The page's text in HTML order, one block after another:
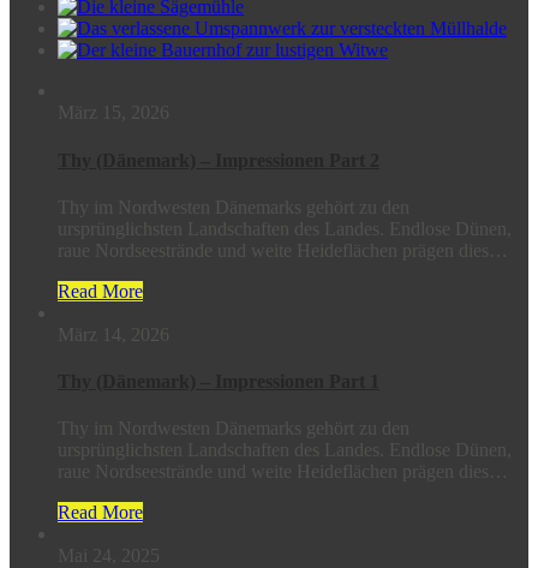
März 15, 2026
Thy im Nordwesten Dänemarks gehört zu den
ursprünglichsten Landschaften des Landes. Endlose Dünen,
raue Nordseestrände und weite Heideflächen prägen dies…
Read More
März 14, 2026
Thy im Nordwesten Dänemarks gehört zu den
ursprünglichsten Landschaften des Landes. Endlose Dünen,
raue Nordseestrände und weite Heideflächen prägen dies…
Read More
Mai 24, 2025